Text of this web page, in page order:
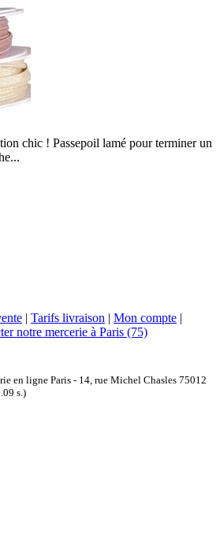
chic ! Passepoil lamé pour terminer un
| Tarifs livraison | Mon compte |
notre mercerie à Paris (75)
en ligne Paris - 14, rue Michel Chasles 75012
s.)